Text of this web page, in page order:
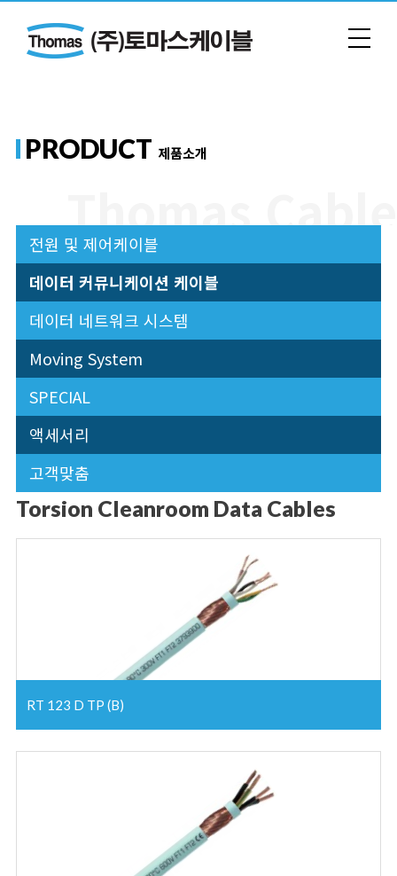
PRODUCT 제품소개
전원 및 제어케이블
데이터 커뮤니케이션 케이블
데이터 네트워크 시스템
Moving System
SPECIAL
액세서리
고객맞춤
Torsion Cleanroom Data Cables
RT 123 D TP (B)